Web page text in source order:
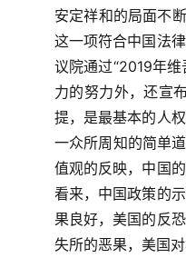
安定祥和的局面不
这一项符合中国法
议院通过“2019年
力的努力外，还宣
提，是最基本的人
一众所周知的简单
值观的反映，中国
看来，中国政策的
果良好，美国的反
失所的恶果，美国